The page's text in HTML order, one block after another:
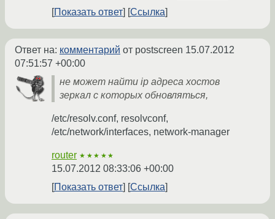
Показать ответ Ссылка
Ответ на: комментарий от postscreen 15.07.2012
07:51:57 +00:00
не может найти ip адреса хостов
зеркал с которых обновляться,
/etc/resolv.conf, resolvconf,
/etc/network/interfaces, network-manager
router ★★★★★
15.07.2012 08:33:06 +00:00
Показать ответ
Ссылка